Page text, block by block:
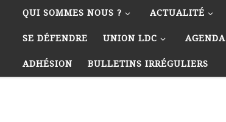
QUI SOMMES NOUS ? ACTUALITÉ
SE DÉFENDRE UNION LDC AGENDA
ADHÉSION BULLETINS IRRÉGULIERS